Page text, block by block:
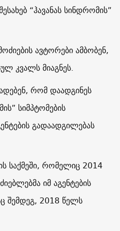
“ჰავანას სინდრომის”
ავტორები ამბობენ,
კვალს მიაგნეს.
რომ დაადგინეს
სიმპტომების
გადაადგილებას
საქმეში, რომელიც 2014
იმ აგენტების
შემდეგ, 2018 წელს